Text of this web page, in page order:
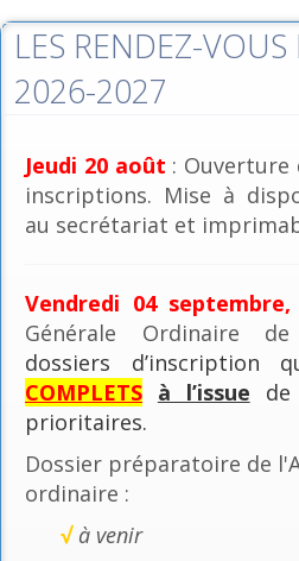
LES RENDEZ-
2026-2027
Jeudi 20 août : Ouverture
inscriptions. Mise à
au secrétariat et
Vendredi 04
Générale Ordinaire de
dossiers d’inscription
COMPLETS à l’issue de
prioritaires.
Dossier préparatoire de
ordinaire :
√ à venir